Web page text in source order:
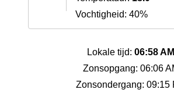
Vochtigheid: 40%
Lokale tijd: 06:58 AM
Zonsopgang: 06:06
Zonsondergang: 09:15